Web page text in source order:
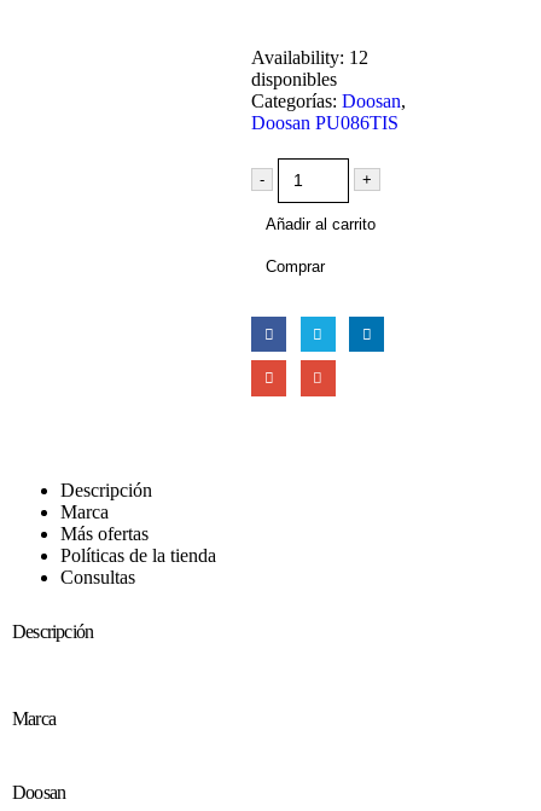
Availability: 12
disponibles
Categorías: Doosan,
Doosan PU086TIS
- +
Añadir al carrito
Comprar
Descripción
Marca
Más ofertas
Políticas de la tienda
Consultas
Descripción
Marca
Doosan